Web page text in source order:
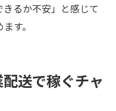
るか不安」と感じて
す。
送で稼ぐチャ